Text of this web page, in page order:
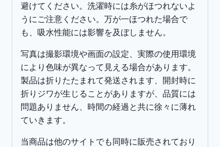
避けてください。洗濯時には糸がほつれないよ
うにご注意ください。万が一ほつれた場合で
も、吸水性能には影響を及ぼしません。
写真は撮影環境や画面の設定、実際の使用環境
により色味が異なって見える場合があります。
製品は折りたたまれて発送されます、開封時に
折りジワが生じることがありますが、品質には
問題ありません、時間の経過と共に徐々に薄れ
ていきます。
当商品は他のサイトでも同時に販売されており